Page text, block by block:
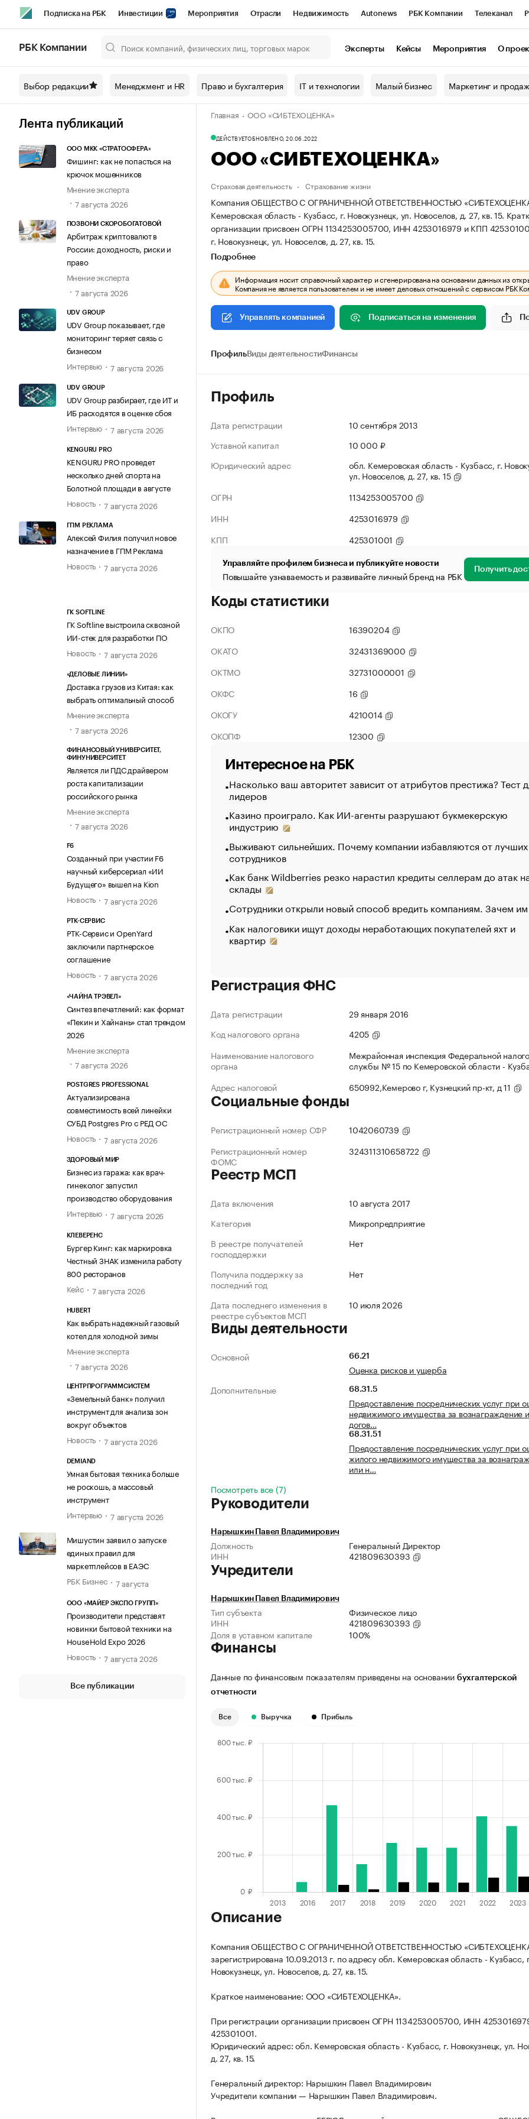
Подписка на РБК Инвестиции Мероприятия Отрасли Недвижимость Autonews РБК Компании Телеканал
Спецпроекты СПб Конференции СПб Спецпроекты Проверка контрагентов
Технологии и медиа Рынок наличной валюты
РБК Компании Эксперты Кейсы Мероприятия О
Выбор редакции Менеджмент и HR Право и бухгалтерия IT и технологии Малый бизнес Маркетинг и
Лента публикаций
ООО МКК «СТРАТОСФЕРА»
Фишинг: как не попасться на
крючок мошенников
Мнение эксперта
7 августа 2026
ПОЗВОНИ СКОРОБОГАТОВОЙ
Арбитраж криптовалют в
России: доходность, риски и
право
Мнение эксперта
7 августа 2026
UDV GROUP
UDV Group показывает, где
мониторинг теряет связь с
бизнесом
Интервью
7 августа 2026
UDV GROUP
UDV Group разбирает, где ИТ и
ИБ расходятся в оценке сбоя
Интервью
7 августа 2026
KENGURU PRO
KENGURU PRO проведет
несколько дней спорта на
Болотной площади в августе
Новость
7 августа 2026
ГПМ РЕКЛАМА
Алексей Филия получил новое
назначение в ГПМ Реклама
Новость
7 августа 2026
ГК SOFTLINE
ГК Softline выстроила сквозной
ИИ-стек для разработки ПО
Новость
7 августа 2026
«ДЕЛОВЫЕ ЛИНИИ»
Доставка грузов из Китая: как
выбрать оптимальный способ
Мнение эксперта
7 августа 2026
ФИНАНСОВЫЙ УНИВЕРСИТЕТ,
ФИНУНИВЕРСИТЕТ
Является ли ПДС драйвером
роста капитализации
российского рынка
Мнение эксперта
7 августа 2026
F6
Созданный при участии F6
научный киберсериал «ИИ
Будущего» вышел на Kion
Новость
7 августа 2026
РТК-СЕРВИС
РТК-Сервис и OpenYard
заключили партнерское
соглашение
Новость
7 августа 2026
«ЧАЙНА ТРЭВЕЛ»
Синтез впечатлений: как формат
«Пекин и Хайнань» стал трендом
2026
Мнение эксперта
7 августа 2026
POSTGRES PROFESSIONAL
Актуализирована
совместимость всей линейки
СУБД Postgres Pro с РЕД ОС
Новость
7 августа 2026
ЗДОРОВЫЙ МИР
Бизнес из гаража: как врач-
гинеколог запустил
производство оборудования
Интервью
7 августа 2026
КЛЕВЕРЕНС
Бургер Кинг: как маркировка
Честный ЗНАК изменила работу
800 ресторанов
Кейс
7 августа 2026
HUBERT
Как выбрать надежный газовый
котел для холодной зимы
Мнение эксперта
7 августа 2026
ЦЕНТРПРОГРАММСИСТЕМ
«Земельный банк» получил
инструмент для анализа зон
вокруг объектов
Новость
7 августа 2026
DEMIAND
Умная бытовая техника больше
не роскошь, а массовый
инструмент
Интервью
7 августа 2026
Мишустин заявил о запуске
единых правил для
маркетплейсов в ЕАЭС
РБК Бизнес
7 августа
ООО «МАЙЕР ЭКСПО ГРУПП»
Производители представят
новинки бытовой техники на
HouseHold Expo 2026
Новость
7 августа 2026
Все публикации
Главная ООО «СИБТЕХОЦЕНКА»
ДЕЙСТВУЕТОБНОВЛЕНО, 20.06.2022
ООО «СИБТЕХОЦЕНКА»
Страховая деятельность Страхование жизни
Компания ОБЩЕСТВО С ОГРАНИЧЕННОЙ ОТВЕТСТВЕННОСТЬЮ «СИБТЕХОЦЕНКА»
Кемеровская область - Кузбасс, г. Новокузнецк, ул. Новоселов, д. 27, кв. 15.
организации присвоен ОГРН 1134253005700, ИНН 4253016979 и КПП
г. Новокузнецк, ул. Новоселов, д. 27, кв. 15.
Подробнее
Информация носит справочный характер и сгенерирована на основании данных из
Компания не является пользователем и не имеет деловых отношений с сервисом РБК
Управлять компанией Подписаться на изменения
ПрофильВиды деятельностиФинансы
Профиль
Дата регистрации
10 сентября 2013
Уставной капитал
10 000 ₽
Юридический адрес
обл. Кемеровская область - Кузбасс, г.
ул. Новоселов, д. 27, кв. 15
ОГРН
1134253005700
ИНН
4253016979
КПП
425301001
Управляйте профилем бизнеса и публикуйте новости
Повышайте узнаваемость и развивайте личный бренд на РБК Получить
Коды статистики
ОКПО
16390204
ОКАТО
32431369000
ОКТМО
32731000001
ОКФС
16
ОКОГУ
4210014
ОКОПФ
12300
Интересное на РБК
Насколько ваш авторитет зависит от атрибутов престижа? Тест
лидеров
Казино проиграло. Как ИИ-агенты разрушают букмекерскую
индустрию
Выживают сильнейших. Почему компании избавляются от лучших
сотрудников
Как банк Wildberries резко нарастил кредиты селлерам до атак
склады
Сотрудники открыли новый способ вредить компаниям. Зачем
Как налоговики ищут доходы неработающих покупателей яхт и
квартир
Регистрация ФНС
Дата регистрации
29 января 2016
Код налогового органа
4205
Наименование налогового
органа
Межрайонная инспекция Федеральной
службы № 15 по Кемеровской области -
Адрес налоговой
650992,Кемерово г, Кузнецкий пр-кт, д 11
Социальные фонды
Регистрационный номер СФР
1042060739
Регистрационный номер
ФОМС
324311310658722
Реестр МСП
Дата включения
10 августа 2017
Категория
Микропредприятие
В реестре получателей
господдержки
Нет
Получила поддержку за
последний год
Нет
Дата последнего изменения в
реестре субъектов МСП
10 июля 2026
Виды деятельности
Основной 66.21
Оценка рисков и ущерба
Дополнительные
68.31.5
Предоставление посреднических услуг при
недвижимого имущества за вознаграждение
догов…
68.31.51
Предоставление посреднических услуг при
жилого недвижимого имущества за
или н…
Посмотреть все (7)
Руководители
Нарышкин Павел Владимирович
Должность
Генеральный Директор
ИНН
421809630393
Учредители
Нарышкин Павел Владимирович
Тип субъекта
Физическое лицо
ИНН
421809630393
Доля в уставном капитале
100%
Финансы
Данные по финансовым показателям приведены на основании бухгалтерской
отчетности
Все Выручка Прибыль
Описание
Компания ОБЩЕСТВО С ОГРАНИЧЕННОЙ ОТВЕТСТВЕННОСТЬЮ
зарегистрирована 10.09.2013 г. по адресу обл. Кемеровская область - Кузбасс,
Новокузнецк, ул. Новоселов, д. 27, кв. 15.
Краткое наименование: ООО «СИБТЕХОЦЕНКА».
При регистрации организации присвоен ОГРН 1134253005700, ИНН
425301001.
Юридический адрес: обл. Кемеровская область - Кузбасс, г. Новокузнецк, ул.
д. 27, кв. 15.
Генеральный директор: Нарышкин Павел Владимирович
Учредители компании — Нарышкин Павел Владимирович.